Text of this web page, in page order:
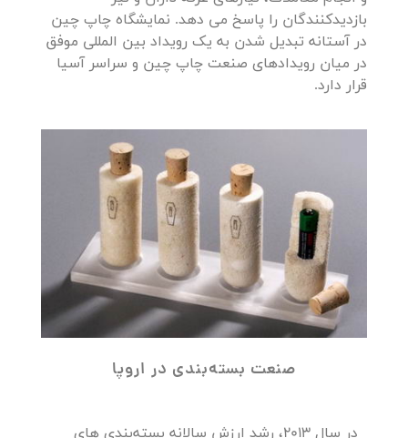
بازدیدکنندگان را پاسخ می دهد. نمایشگاه چاپ چین
در آستانه تبدیل شدن به یک رویداد بین المللی موفق
در میان رویدادهای صنعت چاپ چین و سراسر آسیا
قرار دارد.
صنعت بسته‌بندی در اروپا
در سال 2013، رشد ارزش سالانه بسته‌بندی‌ های